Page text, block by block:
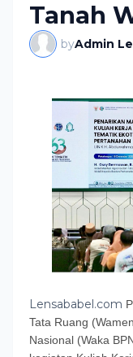
Tanah
byAdmin
Lensababel.com
Tata Ruang
Nasional (Waka